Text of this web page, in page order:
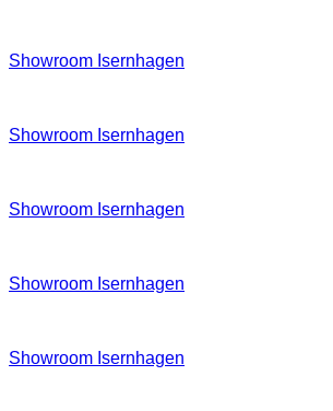
Showroom Isernhagen
Showroom Isernhagen
Showroom Isernhagen
Showroom Isernhagen
Showroom Isernhagen